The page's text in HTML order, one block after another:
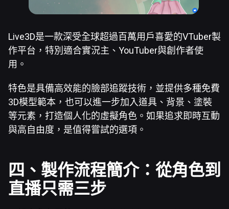
Live3D是一款深受全球超過百萬用戶喜愛的VTuber製
作平台，特別適合實況主、YouTuber與創作者使
用。
特色是具備高效能的臉部追蹤技術，並提供多種免費
3D模型範本，也可以進一步加入道具、背景、塗裝
等元素，打造個人化的虛擬角色。如果追求即時互動
與高自由度，是值得嘗試的選項。
四、製作流程簡介：從角色到
直播只需三步